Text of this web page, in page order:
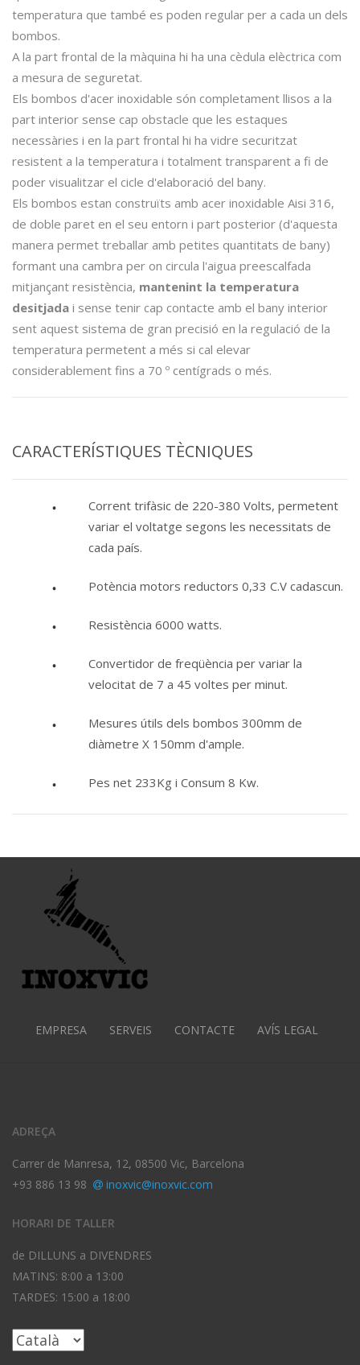
temperatura que també es poden regular per a cada un dels
bombos.
A la part frontal de la màquina hi ha una cèdula elèctrica com
a mesura de seguretat.
Els bombos d'acer inoxidable són completament llisos a la
part interior sense cap obstacle que les estaques
necessàries i en la part frontal hi ha vidre securitzat
resistent a la temperatura i totalment transparent a fi de
poder visualitzar el cicle d'elaboració del bany.
Els bombos estan construïts amb acer inoxidable Aisi 316,
de doble paret en el seu entorn i part posterior (d'aquesta
manera permet treballar amb petites quantitats de bany)
formant una cambra per on circula l'aigua preescalfada
mitjançant resistència, mantenint la temperatura
desitjada i sense tenir cap contacte amb el bany interior
sent aquest sistema de gran precisió en la regulació de la
temperatura permetent a més si cal elevar
considerablement fins a 70 º centígrads o més.
CARACTERÍSTIQUES TÈCNIQUES
Corrent trifàsic de 220-380 Volts, permetent
variar el voltatge segons les necessitats de
cada país.
Potència motors reductors 0,33 C.V cadascun.
Resistència 6000 watts.
Convertidor de freqüència per variar la
velocitat de 7 a 45 voltes per minut.
Mesures útils dels bombos 300mm de
diàmetre X 150mm d'ample.
Pes net 233Kg i Consum 8 Kw.
EMPRESA SERVEIS CONTACTE AVÍS LEGAL
ADREÇA
Carrer de Manresa, 12, 08500 Vic, Barcelona
+93 886 13 98
inoxvic@inoxvic.com
HORARI DE TALLER
de DILLUNS a DIVENDRES
MATINS: 8:00 a 13:00
TARDES: 15:00 a 18:00